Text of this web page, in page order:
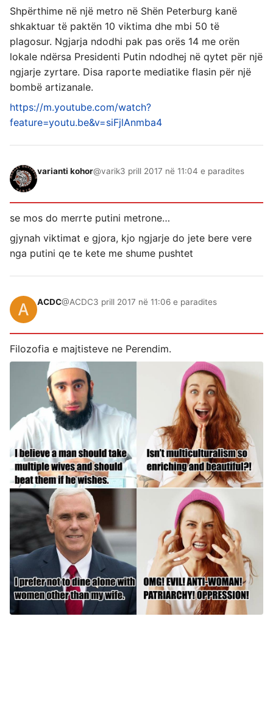
Shpërthime në një metro në Shën Peterburg kanë
shkaktuar të paktën 10 viktima dhe mbi 50 të
plagosur. Ngjarja ndodhi pak pas orës 14 me orën
lokale ndërsa Presidenti Putin ndodhej në qytet për një
ngjarje zyrtare. Disa raporte mediatike flasin për një
bombë artizanale.
https://m.youtube.com/watch?
feature=youtu.be&v=siFjlAnmba4
varianti kohor@varik3 prill 2017 në 11:04 e paradites
se mos do merrte putini metrone…
gjynah viktimat e gjora, kjo ngjarje do jete bere vere
nga putini qe te kete me shume pushtet
ACDC@ACDC3 prill 2017 në 11:06 e paradites
Filozofia e majtisteve ne Perendim.